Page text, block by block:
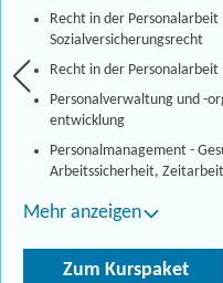
Recht in der
Sozialversicherungsrecht
Recht in der
Personalverwaltung und -
entwicklung
Personalmanagement -
Arbeitssicherheit, Zeitarbeit
Mehr anzeigen
Zum Kurspaket